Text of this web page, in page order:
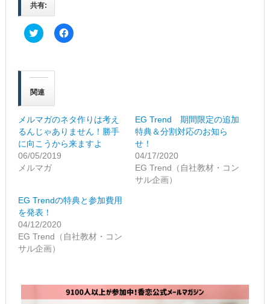
共有:
ク
リ
て
T
w
i
t
e
r
で
共
有
(新
し
い
ド
ウ
で
開
き
ま
す)
F
a
す
る
に
は
ク
く
だ
し
い
で
開
関連
メルマガのネタ作りは考え
るんじゃありません！勝手
に向こうから来ますよ
06/05/2019
メルマガ
EG Trend 期間限定の追加
特典＆分割対応のお知ら
せ！
04/17/2020
EG Trend（自社教材・コン
サル企画）
EG Trendの特典と参加費用
を発表！
04/12/2020
EG Trend（自社教材・コン
サル企画）